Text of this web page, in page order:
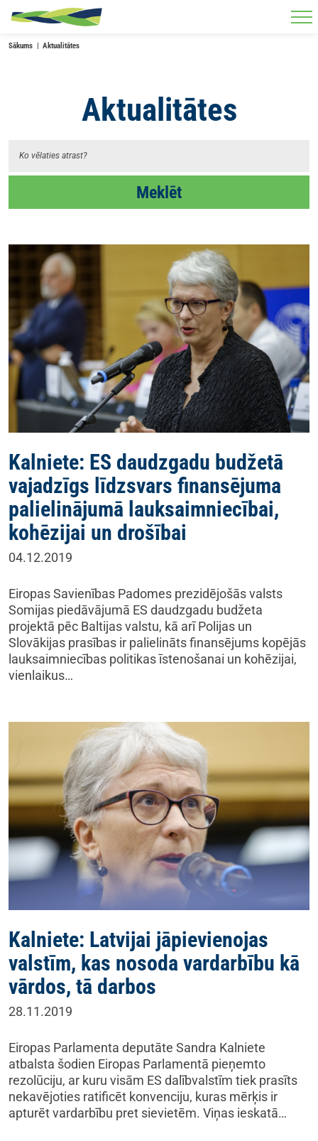
Skip to main content
Sākums Aktualitātes
Aktualitātes
Meklēt
Kalniete: ES daudzgadu budžetā
vajadzīgs līdzsvars finansējuma
palielinājumā lauksaimniecībai,
kohēzijai un drošībai
04.12.2019
Eiropas Savienības Padomes prezidējošās valsts
Somijas piedāvājumā ES daudzgadu budžeta
projektā pēc Baltijas valstu, kā arī Polijas un
Slovākijas prasības ir palielināts finansējums kopējās
lauksaimniecības politikas īstenošanai un kohēzijai,
vienlaikus…
Kalniete: Latvijai jāpievienojas
valstīm, kas nosoda vardarbību kā
vārdos, tā darbos
28.11.2019
Eiropas Parlamenta deputāte Sandra Kalniete
atbalsta šodien Eiropas Parlamentā pieņemto
rezolūciju, ar kuru visām ES dalībvalstīm tiek prasīts
nekavējoties ratificēt konvenciju, kuras mērķis ir
apturēt vardarbību pret sievietēm. Viņas ieskatā…